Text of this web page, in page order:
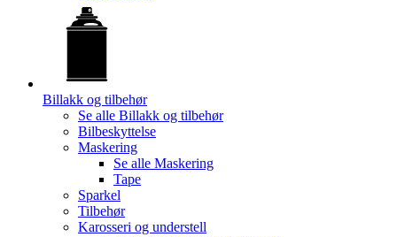
Billakk og tilbehør
Se alle Billakk og tilbehør
Bilbeskyttelse
Maskering
Se alle Maskering
Tape
Sparkel
Tilbehør
Karosseri og understell